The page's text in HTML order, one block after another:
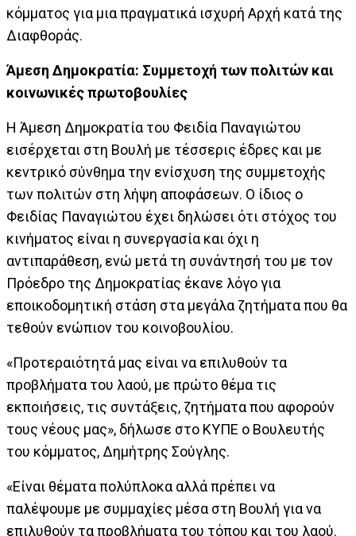
κόμματος για μια πραγματικά ισχυρή Αρχή κατά της
Διαφθοράς.
Άμεση Δημοκρατία: Συμμετοχή των πολιτών και
κοινωνικές πρωτοβουλίες
Η Άμεση Δημοκρατία του Φειδία Παναγιώτου
εισέρχεται στη Βουλή με τέσσερις έδρες και με
κεντρικό σύνθημα την ενίσχυση της συμμετοχής
των πολιτών στη λήψη αποφάσεων. Ο ίδιος ο
Φειδίας Παναγιώτου έχει δηλώσει ότι στόχος του
κινήματος είναι η συνεργασία και όχι η
αντιπαράθεση, ενώ μετά τη συνάντησή του με τον
Πρόεδρο της Δημοκρατίας έκανε λόγο για
εποικοδομητική στάση στα μεγάλα ζητήματα που θα
τεθούν ενώπιον του κοινοβουλίου.
«Προτεραιότητά μας είναι να επιλυθούν τα
προβλήματα του λαού, με πρώτο θέμα τις
εκποιήσεις, τις συντάξεις, ζητήματα που αφορούν
τους νέους μας», δήλωσε στο ΚΥΠΕ ο Βουλευτής
του κόμματος, Δημήτρης Σούγλης.
«Είναι θέματα πολύπλοκα αλλά πρέπει να
παλέψουμε με συμμαχίες μέσα στη Βουλή για να
επιλυθούν τα προβλήματα του τόπου και του λαού.